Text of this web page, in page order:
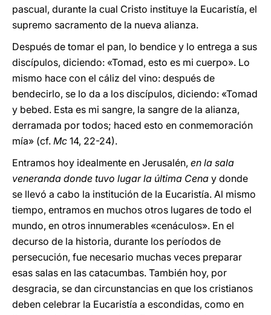
pascual, durante la cual Cristo instituye la Eucaristía, el
supremo sacramento de la nueva alianza.
Después de tomar el pan, lo bendice y lo entrega a sus
discípulos, diciendo: «Tomad, esto es mi cuerpo». Lo
mismo hace con el cáliz del vino: después de
bendecirlo, se lo da a los discípulos, diciendo: «Tomad
y bebed. Esta es mi sangre, la sangre de la alianza,
derramada por todos; haced esto en conmemoración
mía» (cf. Mc 14, 22-24).
Entramos hoy idealmente en Jerusalén, en la sala
veneranda donde tuvo lugar la última Cena y donde
se llevó a cabo la institución de la Eucaristía. Al mismo
tiempo, entramos en muchos otros lugares de todo el
mundo, en otros innumerables «cenáculos». En el
decurso de la historia, durante los períodos de
persecución, fue necesario muchas veces preparar
esas salas en las catacumbas. También hoy, por
desgracia, se dan circunstancias en que los cristianos
deben celebrar la Eucaristía a escondidas, como en